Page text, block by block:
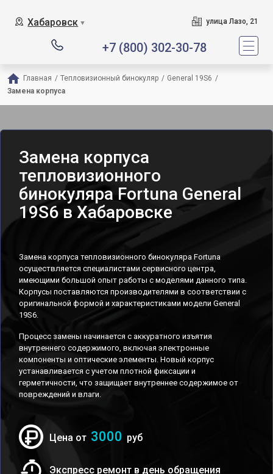
Хабаровск ▼ улица Лазо, 21
+7 (800) 302-30-78
Главная / Тепловизионный бинокуляр / General 19S6 /
Замена корпуса
Замена корпуса
тепловизионного
бинокуляра Fortuna General
19S6 в Хабаровске
Замена корпуса тепловизионного бинокуляра Fortuna
осуществляется специалистами сервисного центра,
имеющими большой опыт работы с моделями данного типа.
Корпусы поставляются производителями в соответствии с
оригинальной формой и характеристиками модели General
19S6.
Процесс замены начинается с аккуратного изъятия
внутреннего содержимого, включая электронные
компоненты и оптические элементы. Новый корпус
устанавливается с учетом плотной фиксации и
герметичности, что защищает внутреннее содержимое от
повреждений и влаги.
Цена от 3000 руб
Экспресс ремонт в день обращения